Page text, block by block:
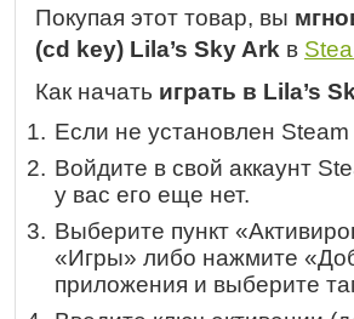
Покупая этот товар, вы
(cd key) Lila’s Sky Ark в
Как начать играть в Lila’s
Если не установлен
Войдите в свой аккаунт
у вас его еще нет.
Выберите пункт
«Игры» либо нажмите
приложения и выберите